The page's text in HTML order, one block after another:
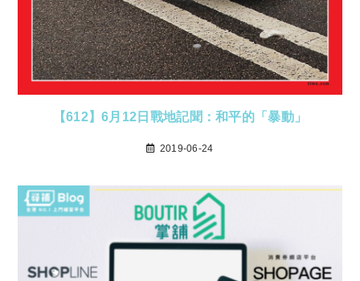
【612】6月12日戰地記聞：和平的「暴動」
2019-06-24